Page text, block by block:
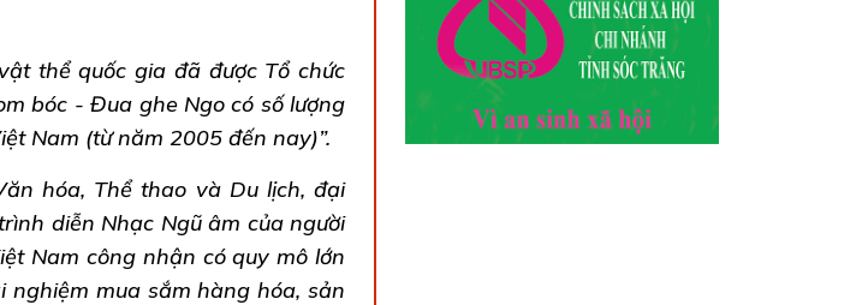
thể quốc gia đã được Tổ chức
bóc - Đua ghe Ngo có số lượng
Nam (từ năm 2005 đến nay)”.
hóa, Thể thao và Du lịch, đại
diễn Nhạc Ngũ âm của người
Nam công nhận có quy mô lớn
mua sắm hàng hóa, sản